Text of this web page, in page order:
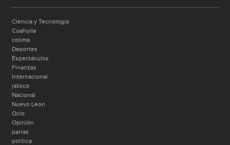
Ciencia y Tecnología
Coahuila
colima
Deportes
Espectáculos
Finanzas
Internacional
jalisco
Nacional
Nuevo León
Ocio
Opinión
parras
politica